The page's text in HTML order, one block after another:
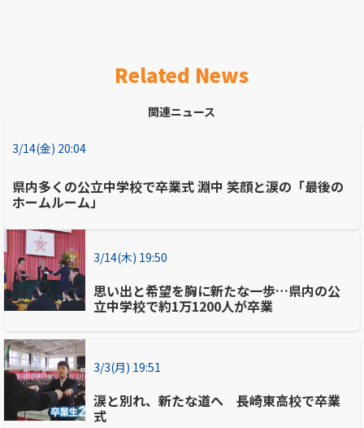
Related News
関連ニュース
3/14(金) 20:04
県内多くの公立中学校で卒業式 淵中 笑顔と涙の「最後の
ホームルーム」
3/14(木) 19:50
思い出と希望を胸に新たな一歩…県内の公
立中学校で約1万1200人が卒業
3/3(月) 19:51
涙と別れ、新たな道へ 長崎東高校で卒業
式